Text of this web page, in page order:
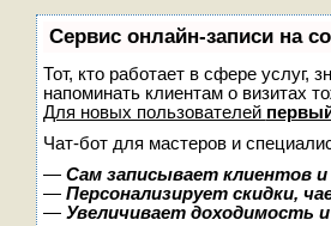
Сервис онлайн-записи на
Тот, кто работает в сфере услуг,
напоминать клиентам о
Для новых пользователей
Чат-бот для мастеров и
— Сам записывает клиентов
— Персонализирует скидки,
— Увеличивает доходимость